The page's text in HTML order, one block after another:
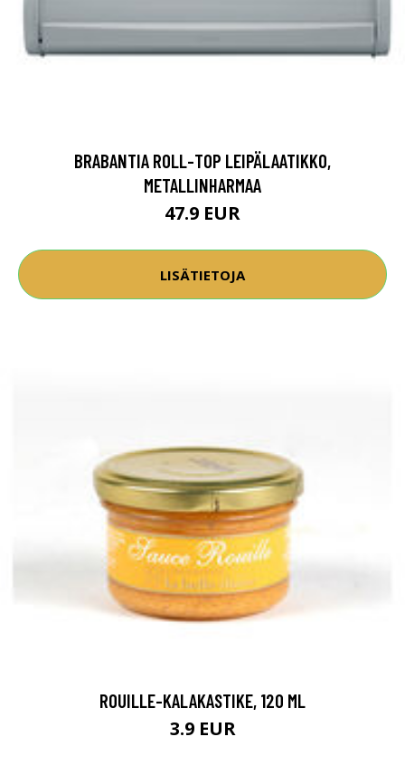
BRABANTIA ROLL-TOP LEIPÄLAATIKKO,
METALLINHARMAA
47.9 EUR
LISÄTIETOJA
ROUILLE-KALAKASTIKE, 120 ML
3.9 EUR